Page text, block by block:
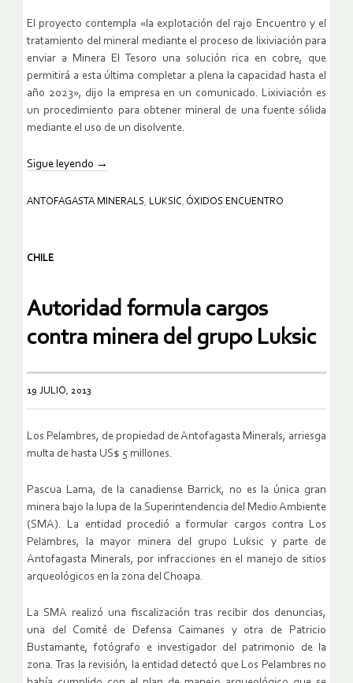
El proyecto contempla «la explotación del rajo Encuentro y el
tratamiento del mineral mediante el proceso de lixiviación para
enviar a Minera El Tesoro una solución rica en cobre, que
permitirá a esta última completar a plena la capacidad hasta el
año 2023», dijo la empresa en un comunicado. Lixiviación es
un procedimiento para obtener mineral de una fuente sólida
mediante el uso de un disolvente.
Sigue leyendo →
ANTOFAGASTA MINERALS LUKSIC ÓXIDOS ENCUENTRO
CHILE
Autoridad formula cargos
contra minera del grupo Luksic
19 JULIO, 2013
Los Pelambres, de propiedad de Antofagasta Minerals, arriesga
multa de hasta US$ 5 millones.
Pascua Lama, de la canadiense Barrick, no es la única gran
minera bajo la lupa de la Superintendencia del Medio Ambiente
(SMA). La entidad procedió a formular cargos contra Los
Pelambres, la mayor minera del grupo Luksic y parte de
Antofagasta Minerals, por infracciones en el manejo de sitios
arqueológicos en la zona del Choapa.
La SMA realizó una fiscalización tras recibir dos denuncias,
una del Comité de Defensa Caimanes y otra de Patricio
Bustamante, fotógrafo e investigador del patrimonio de la
zona. Tras la revisión, la entidad detectó que Los Pelambres no